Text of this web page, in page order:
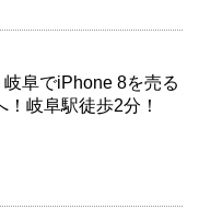
岐阜でiPhone 8を売る
岐阜駅徒歩2分！